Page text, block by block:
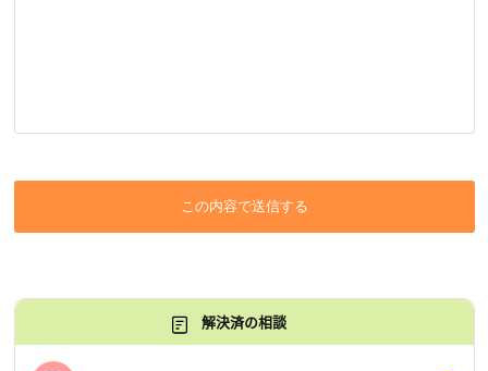
この内容で送信する
解決済の相談